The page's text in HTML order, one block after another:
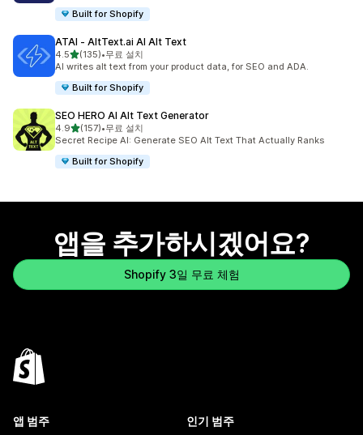
Built for Shopify
ATAI ‑ AltText.ai AI Alt Text
4.5별 5개 중
(135)
총 리뷰 135개
•무료 설치
AI writes alt text from your product data, for SEO and ADA.
Built for Shopify
SEO HERO AI Alt Text Generator
4.9별 5개 중
(157)
총 리뷰 157개
•무료 설치
Secret Recipe AI: Generate SEO Alt Text That Actually Ranks
Built for Shopify
앱을 추가하시겠어요?
Shopify 3일 무료 체험
앱 범주 인기 범주